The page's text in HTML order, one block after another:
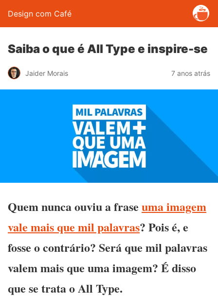
Design com Café
Saiba o que é All Type e inspire-se
Jaider Morais 7 anos atrás
Quem nunca ouviu a frase uma imagem
vale mais que mil palavras? Pois é, e
fosse o contrário? Será que mil palavras
valem mais que uma imagem? É disso
que se trata o All Type.